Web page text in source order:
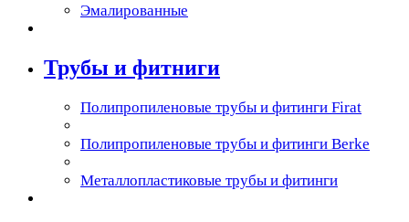
Эмалированные
Трубы и фитниги
Полипропиленовые трубы и фитинги Firat
Полипропиленовые трубы и фитинги Berke
Металлопластиковые трубы и фитинги